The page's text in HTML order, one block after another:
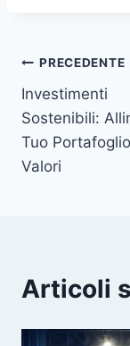
articoli
PRECEDENTE
Investimenti
Sostenibili:
Tuo
Valori
Articoli